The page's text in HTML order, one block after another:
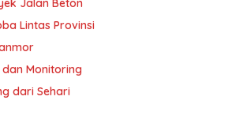
Jalan Beton
Lintas Provinsi
Monitoring
dari Sehari